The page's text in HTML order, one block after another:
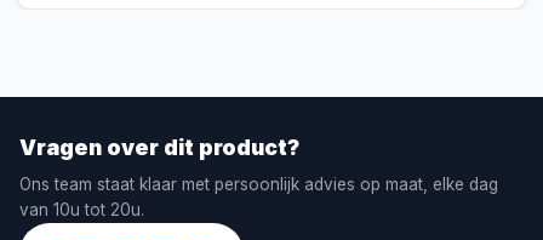
Vragen over dit product?
Ons team staat klaar met persoonlijk advies op maat, elke dag
van 10u tot 20u.